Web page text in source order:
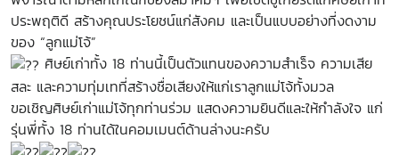
ประพฤติดี สร้างคุณประโยชน์แก่สังคม และเป็นแบบอย่างที่งดงาม
ของ “ลูกแม่โจ้”
ศิษย์เก่าทั้ง 18 ท่านนี้เป็นตัวแทนของความสำเร็จ ความเสีย
สละ และความทุ่มเทที่สร้างชื่อเสียงให้แก่เราลูกแม่โจ้ทั้งมวล
ขอเชิญศิษย์เก่าแม่โจ้ทุกท่านร่วม แสดงความยินดีและให้กำลังใจ แก่
รุ่นพี่ทั้ง 18 ท่านได้ในคอมเมนต์ด้านล่างนะครับ